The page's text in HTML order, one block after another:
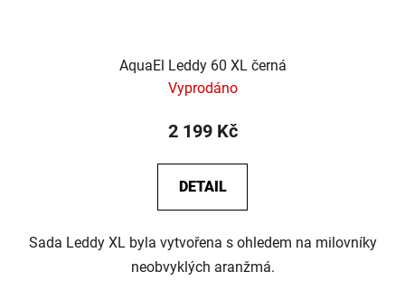
AquaEl Leddy 60 XL černá
Vyprodáno
2 199 Kč
DETAIL
Sada Leddy XL byla vytvořena s ohledem na milovníky
neobvyklých aranžmá.